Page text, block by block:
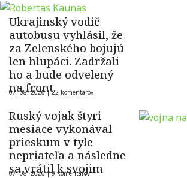
Ukrajinský vodič
autobusu vyhlásil, že
za Zelenského bojujú
len hlupáci. Zadržali
ho a bude odvelený
na front
07. 08. 2026 |22 komentárov
Ruský vojak štyri
mesiace vykonával
prieskum v tyle
nepriateľa a následne
sa vrátil k svojim
07. 08. 2026 |9 komentárov